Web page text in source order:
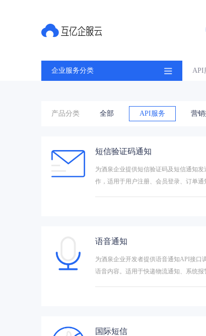
企业服务分类 API
产品分类 全部 API服务 营
短信验证码通知
为酒泉企业提供短信验证码及短信通知
作，适用于用户注册、会员登录、订单通
语音通知
为酒泉企业开发者提供语音通知API接口
语音内容。适用于快递物流通知、系统报
国际短信